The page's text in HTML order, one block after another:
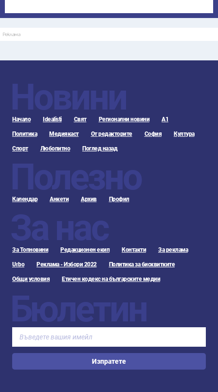
Реклама
Новини
Начало Idealisti Свят Регионални новини А1
Политика Медиякаст От редакторите София Култура
Спорт Любопитно Поглед назад
Полезно
Календар Анкети Архив Профил
За нас
За Топновини Редакционен екип Контакти За реклама
Urbo Реклама - Избори 2022 Политика за бисквитките
Общи условия Етичен кодекс на българските медии
Бюлетин
Изпратете